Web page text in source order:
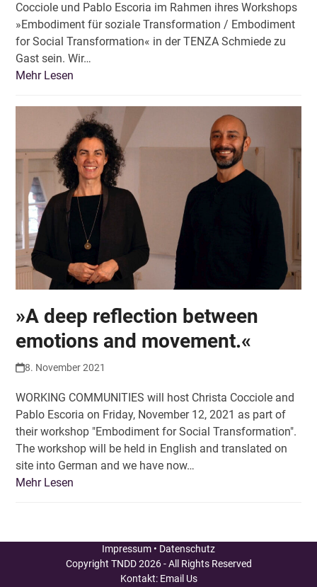
Cocciole und Pablo Escoria im Rahmen ihres Workshops
»Embodiment für soziale Transformation / Embodiment
for Social Transformation« in der TENZA Schmiede zu
Gast sein. Wir…
Mehr Lesen
»A deep reflection between
emotions and movement.«
8. November 2021
WORKING COMMUNITIES will host Christa Cocciole and
Pablo Escoria on Friday, November 12, 2021 as part of
their workshop "Embodiment for Social Transformation".
The workshop will be held in English and translated on
site into German and we have now…
Mehr Lesen
Impressum • Datenschutz
Copyright TNDD2026 - All Rights Reserved
Kontakt: Email Us